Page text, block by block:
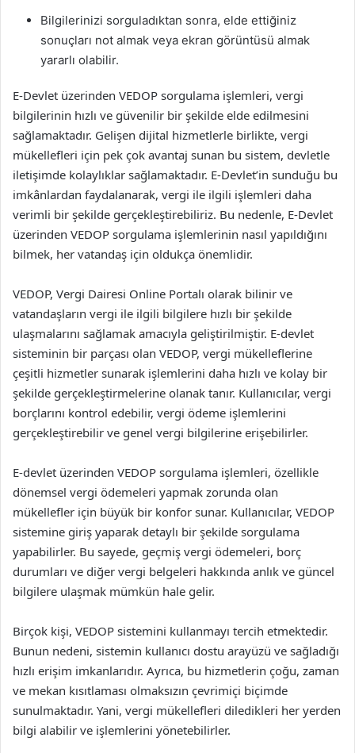
Bilgilerinizi sorguladıktan sonra, elde ettiğiniz
sonuçları not almak veya ekran görüntüsü almak
yararlı olabilir.
E-Devlet üzerinden VEDOP sorgulama işlemleri, vergi
bilgilerinin hızlı ve güvenilir bir şekilde elde edilmesini
sağlamaktadır. Gelişen dijital hizmetlerle birlikte, vergi
mükellefleri için pek çok avantaj sunan bu sistem, devletle
iletişimde kolaylıklar sağlamaktadır. E-Devlet’in sunduğu bu
imkânlardan faydalanarak, vergi ile ilgili işlemleri daha
verimli bir şekilde gerçekleştirebiliriz. Bu nedenle, E-Devlet
üzerinden VEDOP sorgulama işlemlerinin nasıl yapıldığını
bilmek, her vatandaş için oldukça önemlidir.
VEDOP, Vergi Dairesi Online Portalı olarak bilinir ve
vatandaşların vergi ile ilgili bilgilere hızlı bir şekilde
ulaşmalarını sağlamak amacıyla geliştirilmiştir. E-devlet
sisteminin bir parçası olan VEDOP, vergi mükelleflerine
çeşitli hizmetler sunarak işlemlerini daha hızlı ve kolay bir
şekilde gerçekleştirmelerine olanak tanır. Kullanıcılar, vergi
borçlarını kontrol edebilir, vergi ödeme işlemlerini
gerçekleştirebilir ve genel vergi bilgilerine erişebilirler.
E-devlet üzerinden VEDOP sorgulama işlemleri, özellikle
dönemsel vergi ödemeleri yapmak zorunda olan
mükellefler için büyük bir konfor sunar. Kullanıcılar, VEDOP
sistemine giriş yaparak detaylı bir şekilde sorgulama
yapabilirler. Bu sayede, geçmiş vergi ödemeleri, borç
durumları ve diğer vergi belgeleri hakkında anlık ve güncel
bilgilere ulaşmak mümkün hale gelir.
Birçok kişi, VEDOP sistemini kullanmayı tercih etmektedir.
Bunun nedeni, sistemin kullanıcı dostu arayüzü ve sağladığı
hızlı erişim imkanlarıdır. Ayrıca, bu hizmetlerin çoğu, zaman
ve mekan kısıtlaması olmaksızın çevrimiçi biçimde
sunulmaktadır. Yani, vergi mükellefleri diledikleri her yerden
bilgi alabilir ve işlemlerini yönetebilirler.